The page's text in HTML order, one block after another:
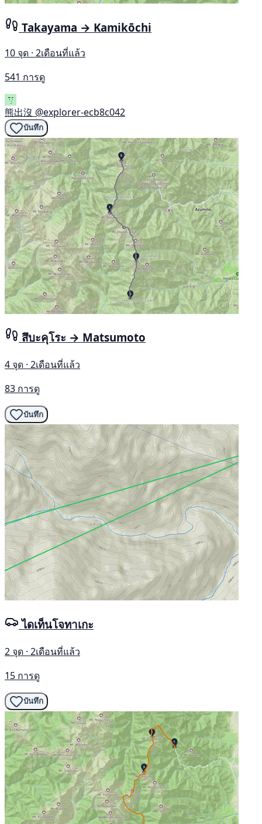
Takayama → Kamikōchi
10 จุด · 2เดือนที่แล้ว
541 การดู
熊出沒 @explorer-ecb8c042
บันทึก
สึบะคุโระ → Matsumoto
4 จุด · 2เดือนที่แล้ว
83 การดู
บันทึก
ไดเท็นโจทาเกะ
2 จุด · 2เดือนที่แล้ว
15 การดู
บันทึก